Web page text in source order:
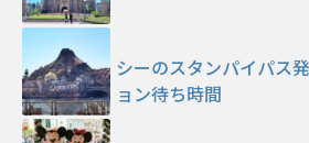
シーのスタンパイパス
ョン待ち時間